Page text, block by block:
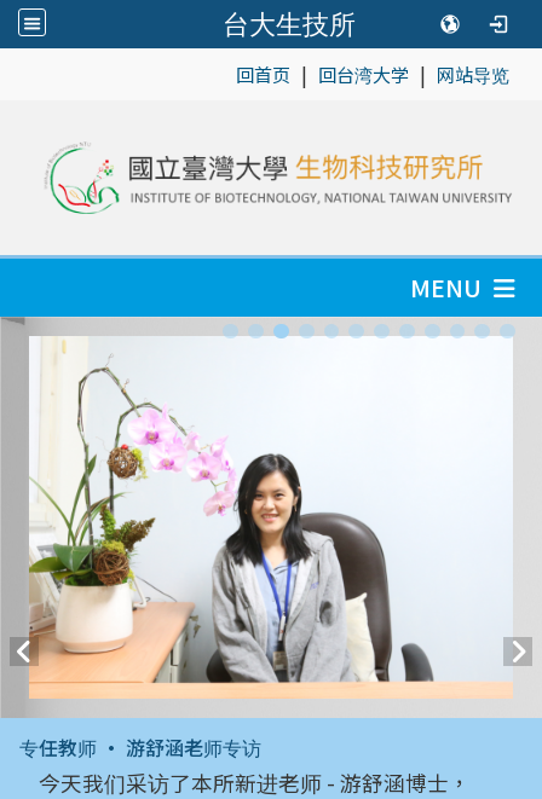
台大生技所
回首页 | 回台湾大学 | 网站导览
MENU
专任教师 • 游舒涵老师专访
今天我们采访了本所新进老师 - 游舒涵博士，